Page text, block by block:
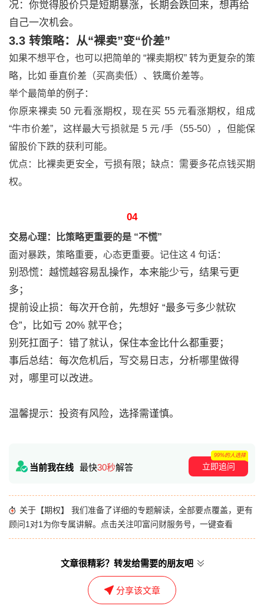
况：你觉得股价只是短期暴涨，长期会跌回来，想再给
自己一次机会。
3.3 转策略：从“裸卖”变“价差”
如果不想平仓，也可以把简单的 “裸卖期权” 转为更复杂的策
略，比如 垂直价差（买高卖低）、铁鹰价差等。
举个最简单的例子：
你原来裸卖 50 元看涨期权，现在买 55 元看涨期权，组成
“牛市价差”，这样最大亏损就是 5 元 /手（55-50），但能保
留股价下跌的获利可能。
优点：比裸卖更安全，亏损有限；缺点：需要多花点钱买期
权。
04
交易心理：比策略更重要的是 “不慌”
面对暴跌，策略重要，心态更重要。记住这 4 句话：
别恐慌：越慌越容易乱操作，本来能少亏，结果亏更
多；
提前设止损：每次开仓前，先想好 “最多亏多少就砍
仓”，比如亏 20% 就平仓；
别死扛面子：错了就认，保住本金比什么都重要；
事后总结：每次危机后，写交易日志，分析哪里做得
对，哪里可以改进。
温馨提示：投资有风险，选择需谨慎。
当前我在线 最快30秒解答 立即追问
99%的人选择
关于【期权】 我们准备了详细的专题解读，全部要点覆盖，更有
顾问1对1为你专属讲解。点击关注叩富问财服务号，一键查看
文章很精彩？转发给需要的朋友吧
分享该文章